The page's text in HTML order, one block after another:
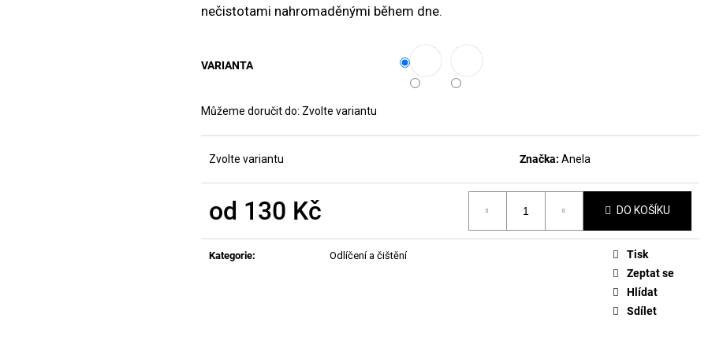
nečistotami nahromaděnými během dne.
VARIANTA
Můžeme doručit do: Zvolte variantu
Zvolte variantu Značka: Anela
od 130 Kč DO KOŠÍKU
Kategorie: Odlíčení a čištění
Tisk
Zeptat se
Hlídat
Sdílet
MANUCURIST ACTIVE PLUMP AQUA
MANUCURIST ODLAKOVAČ GREEN™ &
ACTIVE - GENTLE REMOVER 50ML